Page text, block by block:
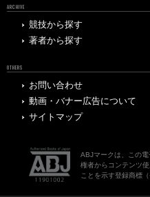
ARCHIVE
競技から探す
著者から探す
OTHERS
お問い合わせ
動画・バナー広告について
サイトマップ
ABJマークは、この
権者からコンテンツ
ことを示す登録商標